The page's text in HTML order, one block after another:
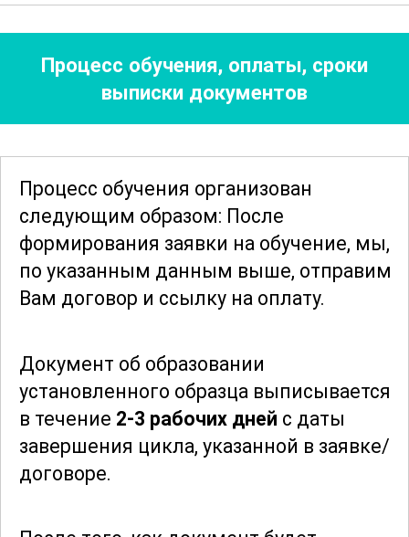
и высокими температурами. Особое
внимание уделяется вопросам
экологической безопасности и
утилизации отходов производства.
методы анализа
готовой продукции. Изучение
современных аналитических методов,
таких как спектроскопия и
рентгеновская дифракция, позволит
вам уверенно оценивать
порошков и выявлять возможные
дефекты.
По завершении курса вы будете
обладать глубокими знаниями и
Процесс обучения, оплаты, сроки
выписки документов
Процесс обучения организован
следующим образом: После
формирования заявки на обучение, мы,
по указанным данным выше, отправим
Вам договор и ссылку на оплату.
Документ об образовании
установленного образца выписывается
в течение 2-3 рабочих дней с даты
завершения цикла, указанной в заявке/
договоре.